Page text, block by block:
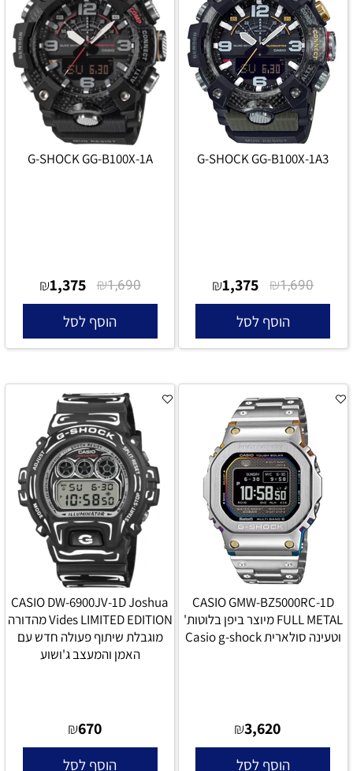
G-SHOCK GG-B100X-1A3
₪1,690
₪1,375
הוסף לסל
G-SHOCK GG-B100X-1A
₪1,690
₪1,375
הוסף לסל
CASIO GMW-BZ5000RC-1D
FULL METAL מיוצר ביפן בלוטות'
וטעינה סולארית Casio g-shock
₪3,620
הוסף לסל
CASIO DW-6900JV-1D Joshua
Vides LIMITED EDITION מהדורה
מוגבלת שיתוף פעולה חדש עם
האמן והמעצב ג'ושוע
₪670
הוסף לסל